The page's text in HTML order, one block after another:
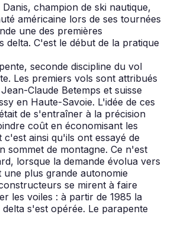
champion de ski nautique,
américaine lors de ses tournées
une des premières
delta. C'est le début de la pratique
seconde discipline du vol
Les premiers vols sont attribués
Claude Betemps et suisse
en Haute-Savoie. L'idée de ces
de s'entraîner à la précision
coût en économisant les
c'est ainsi qu'ils ont essayé de
sommet de montagne. Ce n'est
lorsque la demande évolua vers
une plus grande autonomie
se mirent à faire
les voiles : à partir de 1985 la
s'est opérée. Le parapente